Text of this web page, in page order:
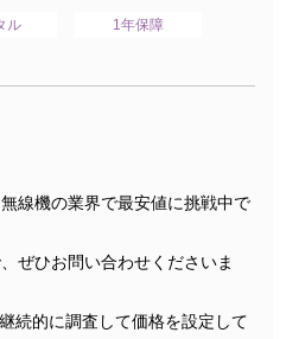
ル 1年保障
線機の業界で最安値に挑戦中で
ぜひお問い合わせくださいま
続的に調査して価格を設定して